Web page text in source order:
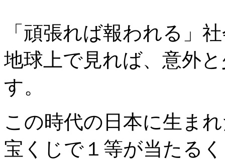
「頑張れば報われる」
地球上で見れば、意外
す。
この時代の日本に生ま
宝くじで１等が当たる